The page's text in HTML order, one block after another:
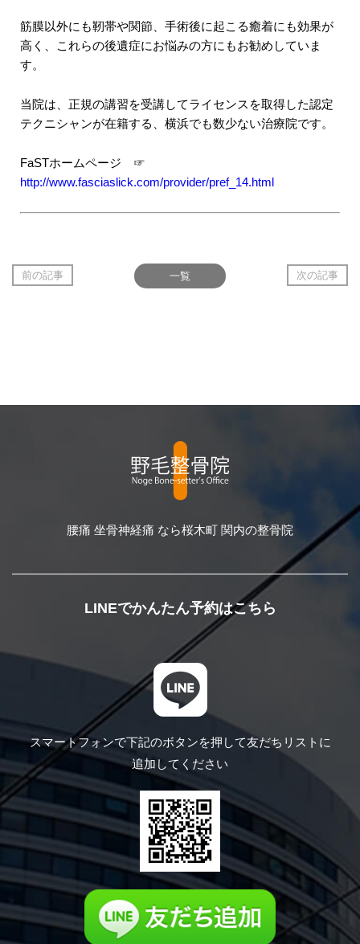
筋膜以外にも靭帯や関節、手術後に起こる癒着にも効果が
高く、これらの後遺症にお悩みの方にもお勧めしていま
す。
当院は、正規の講習を受講してライセンスを取得した認定
テクニシャンが在籍する、横浜でも数少ない治療院です。
FaSTホームページ ☞
http://www.fasciaslick.com/provider/pref_14.html
前の記事 一覧 次の記事
腰痛 坐骨神経痛 なら桜木町 関内の整骨院
LINEでかんたん予約はこちら
スマートフォンで下記のボタンを押して友だちリストに
追加してください